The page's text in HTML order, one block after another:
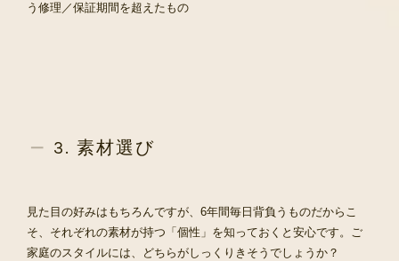
う修理／保証期間を超えたもの
3. 素材選び
見た目の好みはもちろんですが、6年間毎日背負うものだからこ
そ、それぞれの素材が持つ「個性」を知っておくと安心です。ご
家庭のスタイルには、どちらがしっくりきそうでしょうか？